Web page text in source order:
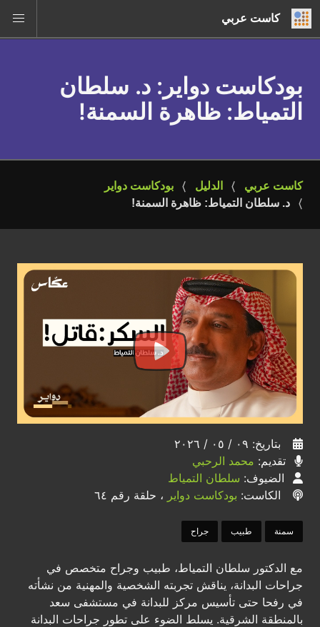
كاست عربي
بودكاست دواير : د. سلطان
التمياط: ظاهرة السمنة!
كاست عربي الدليل
بودكاست دواير
د. سلطان التمياط: ظاهرة السمنة!
بتاريخ: ٠٩ / ٠٥ / ٢٠٢٦
تقديم: محمد الرحبي
الضيوف: سلطان التمياط
الكاست: بودكاست دواير ، حلقة رقم ٦٤
سمنة طبيب جراح
مع الدكتور سلطان التمياط، طبيب وجراح متخصص في
جراحات البدانة، يناقش تجربته الشخصية والمهنية من نشأته
في رفحا حتى تأسيس مركز للبدانة في مستشفى سعد
بالمنطقة الشرقية. يسلط الضوء على تطور جراحات البدانة